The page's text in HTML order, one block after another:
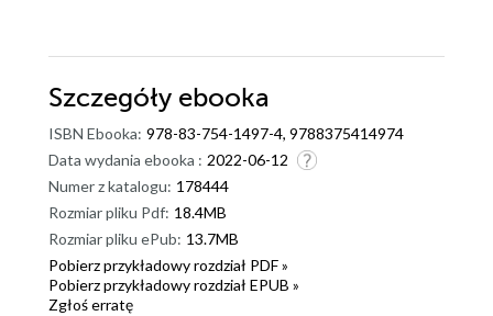
Szczegóły ebooka
ISBN Ebooka: 978-83-754-1497-4, 9788375414974
Data wydania ebooka : 2022-06-12
Numer z katalogu: 178444
Rozmiar pliku Pdf: 18.4MB
Rozmiar pliku ePub: 13.7MB
Pobierz przykładowy rozdział PDF »
Pobierz przykładowy rozdział EPUB »
Zgłoś erratę